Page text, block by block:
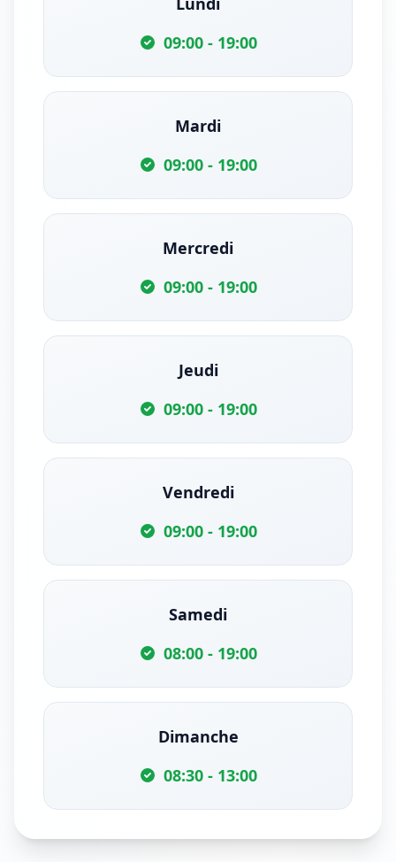
09:00 - 19:00
Mardi
09:00 - 19:00
Mercredi
09:00 - 19:00
Jeudi
09:00 - 19:00
Vendredi
09:00 - 19:00
Samedi
08:00 - 19:00
Dimanche
08:30 - 13:00